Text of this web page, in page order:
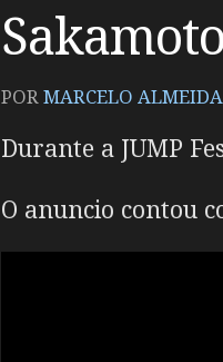
PORMARCELO ALMEIDA
Durante a JUMP
O anuncio contou